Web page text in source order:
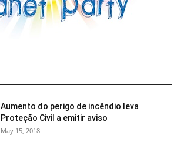
Aumento do perigo de incêndio leva
Proteção Civil a emitir aviso
May 15, 2018